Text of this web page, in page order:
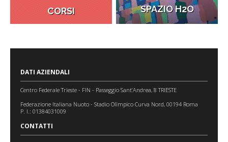
CORSI SPAZIO H2O
DATI AZIENDALI
Centro Federale Trieste - FIN - Passeggio Sant’Andrea, 8 TRIESTE
Federazione Italiana Nuoto - Stadio Olimpico Curva Nord, 00194 Roma
P. I.: 01384031009
CONTATTI